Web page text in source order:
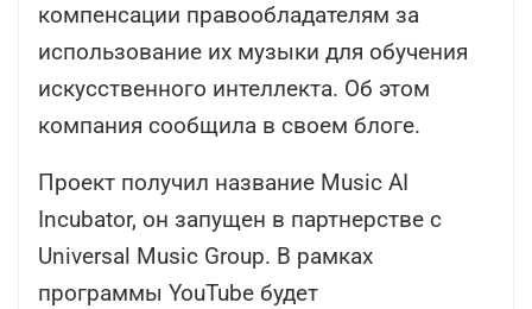
компенсации правообладателям за
использование их музыки для обучения
искусственного интеллекта. Об этом
компания сообщила в своем блоге.
Проект получил название Music AI
Incubator, он запущен в партнерстве с
Universal Music Group. В рамках
программы YouTube будет